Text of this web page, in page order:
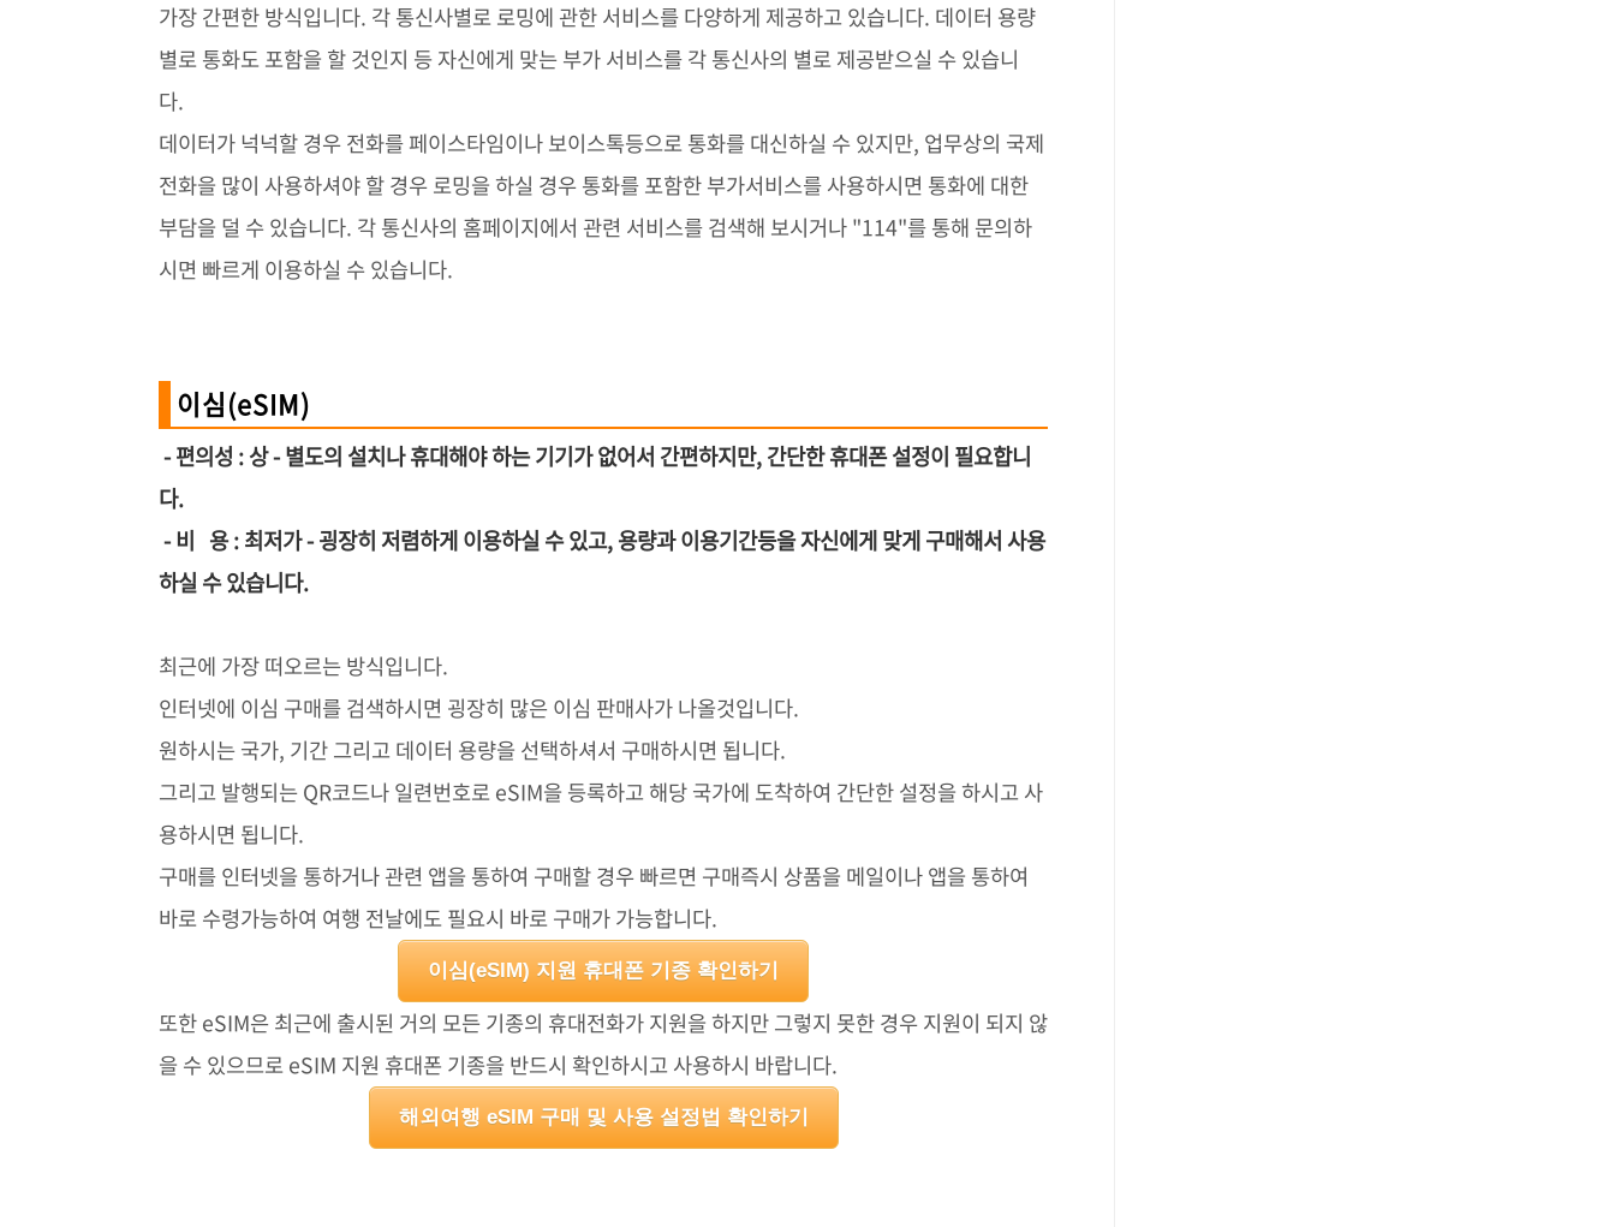
가장 간편한 방식입니다. 각 통신사별로 로밍에 관한 서비스를 다양하게 제공하고 있습니다. 데이터 용량
별로 통화도 포함을 할 것인지 등 자신에게 맞는 부가 서비스를 각 통신사의 별로 제공받으실 수 있습니
다.
데이터가 넉넉할 경우 전화를 페이스타임이나 보이스톡등으로 통화를 대신하실 수 있지만, 업무상의 국제
전화을 많이 사용하셔야 할 경우 로밍을 하실 경우 통화를 포함한 부가서비스를 사용하시면 통화에 대한
부담을 덜 수 있습니다. 각 통신사의 홈페이지에서 관련 서비스를 검색해 보시거나 "114"를 통해 문의하
시면 빠르게 이용하실 수 있습니다.
이심(eSIM)
- 편의성 : 상 - 별도의 설치나 휴대해야 하는 기기가 없어서 간편하지만, 간단한 휴대폰 설정이 필요합니
다.
- 비 용 : 최저가 - 굉장히 저렴하게 이용하실 수 있고, 용량과 이용기간등을 자신에게 맞게 구매해서 사용
하실 수 있습니다.
최근에 가장 떠오르는 방식입니다.
인터넷에 이심 구매를 검색하시면 굉장히 많은 이심 판매사가 나올것입니다.
원하시는 국가, 기간 그리고 데이터 용량을 선택하셔서 구매하시면 됩니다.
그리고 발행되는 QR코드나 일련번호로 eSIM을 등록하고 해당 국가에 도착하여 간단한 설정을 하시고 사
용하시면 됩니다.
구매를 인터넷을 통하거나 관련 앱을 통하여 구매할 경우 빠르면 구매즉시 상품을 메일이나 앱을 통하여
바로 수령가능하여 여행 전날에도 필요시 바로 구매가 가능합니다.
이심(eSIM) 지원 휴대폰 기종 확인하기
또한 eSIM은 최근에 출시된 거의 모든 기종의 휴대전화가 지원을 하지만 그렇지 못한 경우 지원이 되지 않
을 수 있으므로 eSIM 지원 휴대폰 기종을 반드시 확인하시고 사용하시 바랍니다.
해외여행 eSIM 구매 및 사용 설정법 확인하기